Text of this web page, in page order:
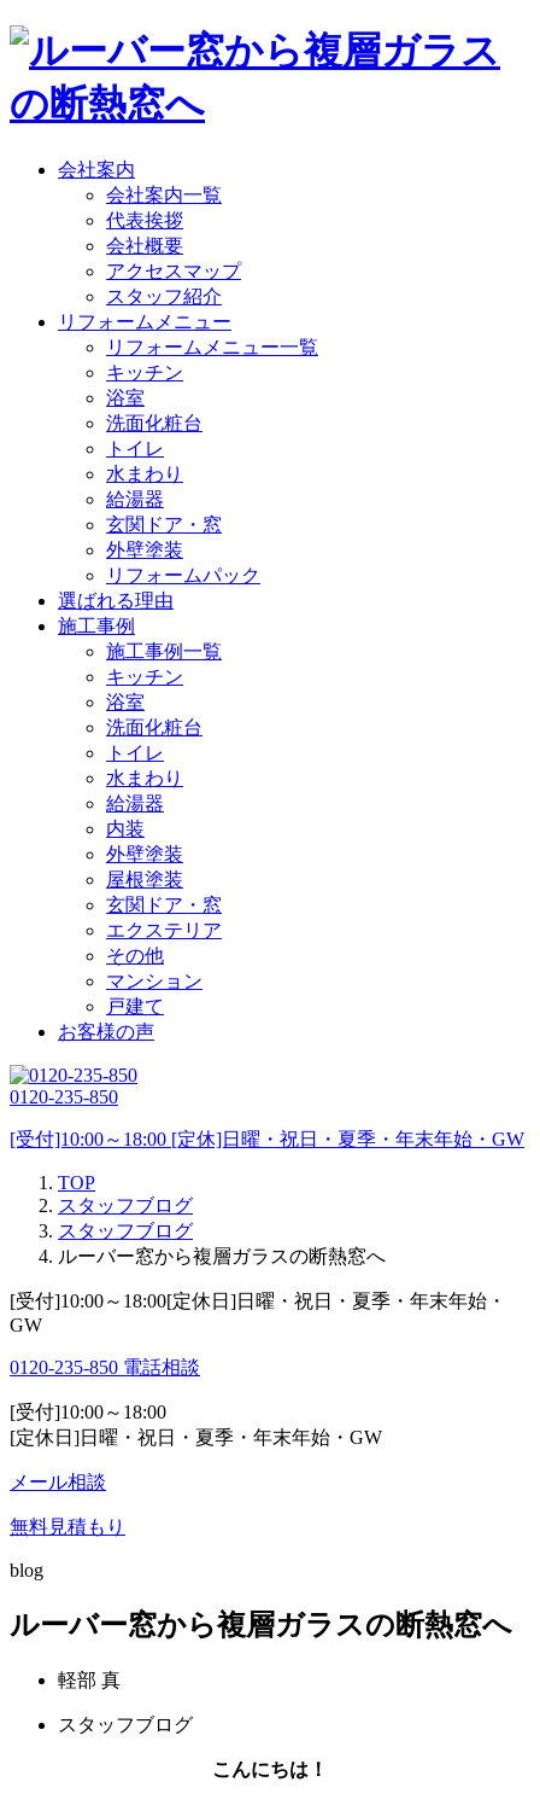
会社案内
会社案内一覧
代表挨拶
会社概要
アクセスマップ
スタッフ紹介
リフォームメニュー
リフォームメニュー一覧
キッチン
浴室
洗面化粧台
トイレ
水まわり
給湯器
玄関ドア・窓
外壁塗装
リフォームパック
選ばれる理由
施工事例
施工事例一覧
キッチン
浴室
洗面化粧台
トイレ
水まわり
給湯器
内装
外壁塗装
屋根塗装
玄関ドア・窓
エクステリア
その他
マンション
戸建て
お客様の声
0120-235-850
[受付]10:00～18:00 [定休]日曜・祝日・夏季・年末年始・GW
TOP
スタッフブログ
スタッフブログ
ルーバー窓から複層ガラスの断熱窓へ
[受付]10:00～18:00[定休日]日曜・祝日・夏季・年末年始・
GW
0120-235-850 電話相談
[受付]10:00～18:00
[定休日]日曜・祝日・夏季・年末年始・GW
メール相談
無料見積もり
blog
ルーバー窓から複層ガラスの断熱窓へ
軽部 真
スタッフブログ
こんにちは！